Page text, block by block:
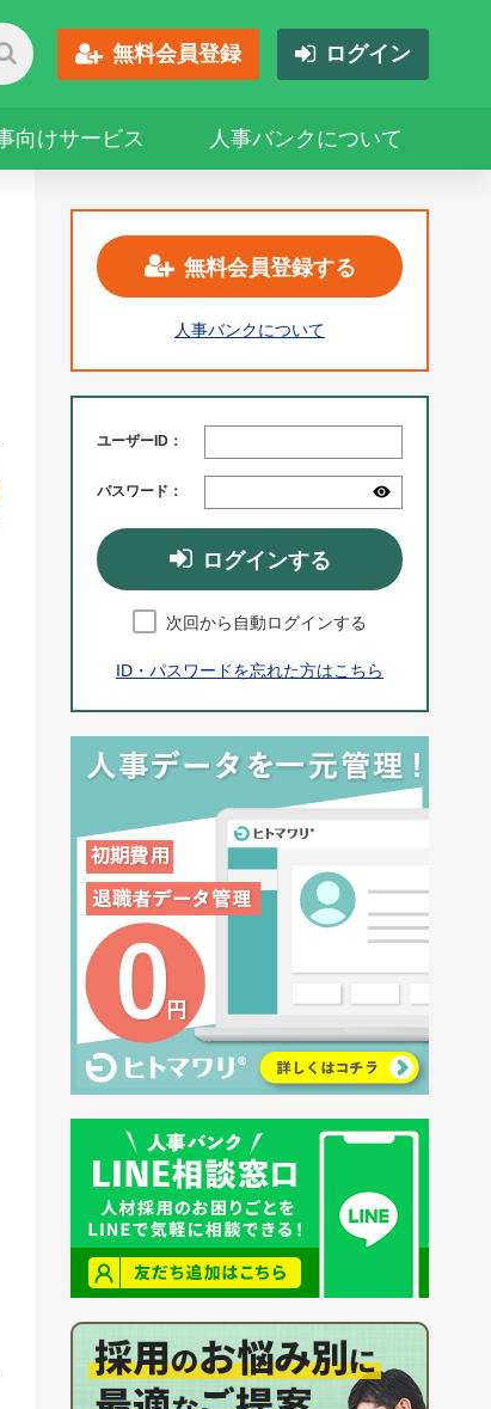
無料会員登録 ログイン
向けサービス 人事バンクについて
無料会員登録する
人事バンクについて
ユーザーID：
パスワード：
ログインする
次回から自動ログインする
ID・パスワードを忘れた方はこちら